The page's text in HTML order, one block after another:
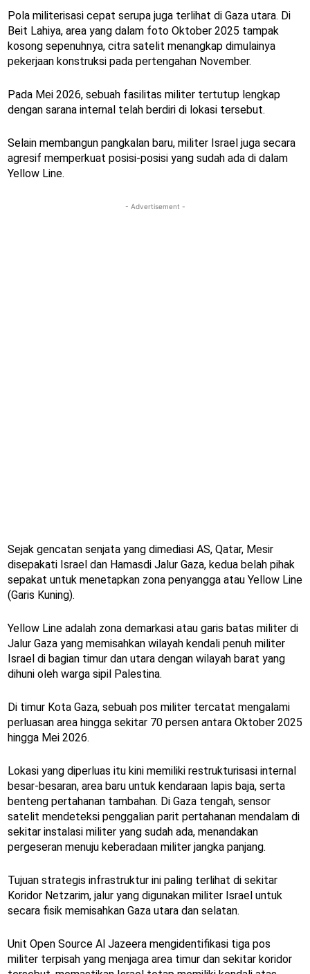
Pola militerisasi cepat serupa juga terlihat di Gaza utara. Di
Beit Lahiya, area yang dalam foto Oktober 2025 tampak
kosong sepenuhnya, citra satelit menangkap dimulainya
pekerjaan konstruksi pada pertengahan November.
Pada Mei 2026, sebuah fasilitas militer tertutup lengkap
dengan sarana internal telah berdiri di lokasi tersebut.
Selain membangun pangkalan baru, militer Israel juga secara
agresif memperkuat posisi-posisi yang sudah ada di dalam
Yellow Line.
- Advertisement -
Sejak gencatan senjata yang dimediasi AS, Qatar, Mesir
disepakati Israel dan Hamasdi Jalur Gaza, kedua belah pihak
sepakat untuk menetapkan zona penyangga atau Yellow Line
(Garis Kuning).
Yellow Line adalah zona demarkasi atau garis batas militer di
Jalur Gaza yang memisahkan wilayah kendali penuh militer
Israel di bagian timur dan utara dengan wilayah barat yang
dihuni oleh warga sipil Palestina.
Di timur Kota Gaza, sebuah pos militer tercatat mengalami
perluasan area hingga sekitar 70 persen antara Oktober 2025
hingga Mei 2026.
Lokasi yang diperluas itu kini memiliki restrukturisasi internal
besar-besaran, area baru untuk kendaraan lapis baja, serta
benteng pertahanan tambahan. Di Gaza tengah, sensor
satelit mendeteksi penggalian parit pertahanan mendalam di
sekitar instalasi militer yang sudah ada, menandakan
pergeseran menuju keberadaan militer jangka panjang.
Tujuan strategis infrastruktur ini paling terlihat di sekitar
Koridor Netzarim, jalur yang digunakan militer Israel untuk
secara fisik memisahkan Gaza utara dan selatan.
Unit Open Source Al Jazeera mengidentifikasi tiga pos
militer terpisah yang menjaga area timur dan sekitar koridor